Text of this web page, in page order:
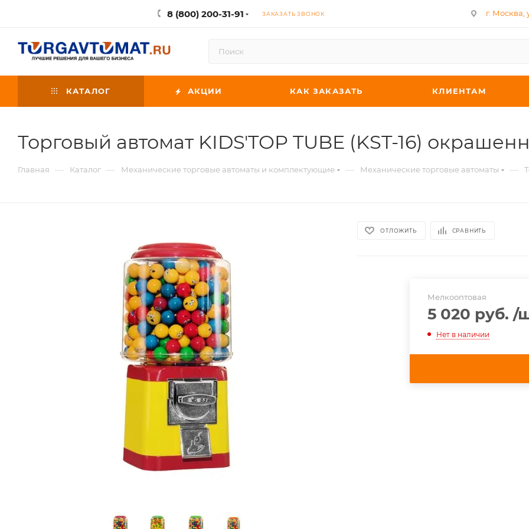
8 (800) 200-31-91 ЗАКАЗАТЬ ЗВОНОК г. Москва,
КАТАЛОГ АКЦИИ КАК ЗАКАЗАТЬ КЛИЕНТАМ
Торговый автомат KIDS'TOP TUBE (KST-16)
Главная — Каталог — Механические торговые автоматы и комплектующие — Механические торговые автоматы —
ОТЛОЖИТЬ СРАВНИТЬ
Мелкооптовая
5 020 руб. /
Нет в наличии